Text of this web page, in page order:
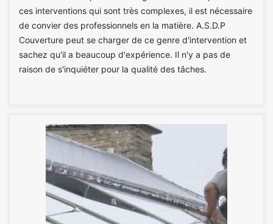
ces interventions qui sont très complexes, il est nécessaire
de convier des professionnels en la matière. A.S.D.P
Couverture peut se charger de ce genre d'intervention et
sachez qu'il a beaucoup d'expérience. Il n'y a pas de
raison de s'inquiéter pour la qualité des tâches.